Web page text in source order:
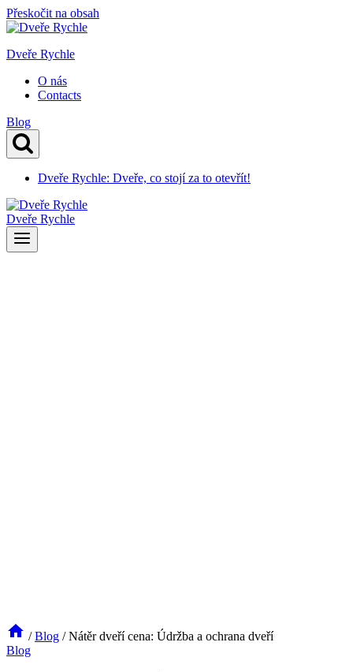
Přeskočit na obsah
Dveře Rychle
O nás
Contacts
Blog
Dveře Rychle: Dveře, co stojí za to otevřít!
Dveře Rychle
/ Blog / Nátěr dveří cena: Údržba a ochrana dveří
Blog